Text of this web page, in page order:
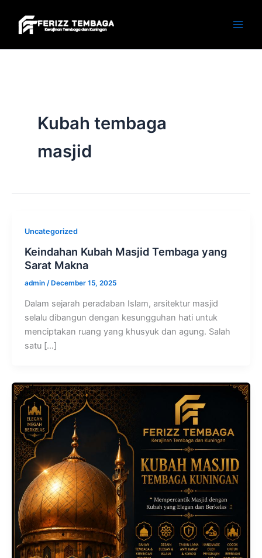
content
Kubah tembaga
masjid
Uncategorized
Keindahan Kubah Masjid Tembaga yang
Sarat Makna
admin /December 15, 2025
Dalam sejarah peradaban Islam, arsitektur masjid
selalu dibangun dengan kesungguhan hati untuk
menciptakan ruang yang khusyuk dan agung. Salah
satu […]